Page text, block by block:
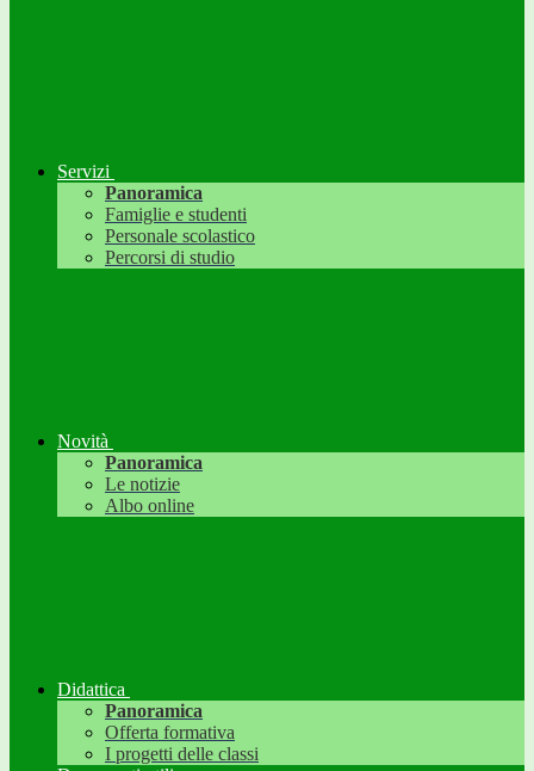
Servizi
Panoramica
Famiglie e studenti
Personale scolastico
Percorsi di studio
Novità
Panoramica
Le notizie
Albo online
Didattica
Panoramica
Offerta formativa
I progetti delle classi